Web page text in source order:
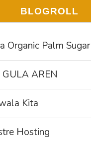
BLOGROLL
Organic Palm Sugar
GULA AREN
Kita
Hosting